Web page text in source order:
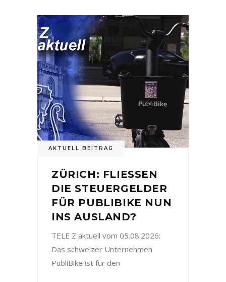
AKTUELL BEITRAG
ZÜRICH: FLIESSEN
DIE STEUERGELDER
FÜR PUBLIBIKE NUN
INS AUSLAND?
TELE Z aktuell vom 05.08.2026:
Das schweizer Unternehmen
PubliBike ist für den